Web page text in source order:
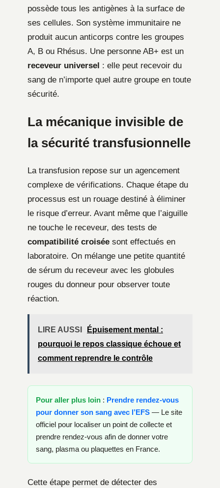
possède tous les antigènes à la surface de
ses cellules. Son système immunitaire ne
produit aucun anticorps contre les groupes
A, B ou Rhésus. Une personne AB+ est un
receveur universel : elle peut recevoir du
sang de n’importe quel autre groupe en toute
sécurité.
La mécanique invisible de
la sécurité transfusionnelle
La transfusion repose sur un agencement
complexe de vérifications. Chaque étape du
processus est un rouage destiné à éliminer
le risque d’erreur. Avant même que l’aiguille
ne touche le receveur, des tests de
compatibilité croisée sont effectués en
laboratoire. On mélange une petite quantité
de sérum du receveur avec les globules
rouges du donneur pour observer toute
réaction.
LIRE AUSSI
Épuisement mental :
pourquoi le repos classique échoue et
comment reprendre le contrôle
Pour aller plus loin : Prendre rendez-vous
pour donner son sang avec l’EFS — Le site
officiel pour localiser un point de collecte et
prendre rendez-vous afin de donner votre
sang, plasma ou plaquettes en France.
Cette étape permet de détecter des